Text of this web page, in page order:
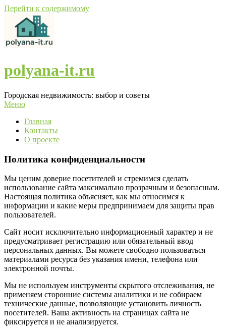
Перейти к содержимому
polyana-it.ru
Городская недвижимость: выбор и советы
Меню
Главная
Контакты
О проекте
Политика конфиденциальности
Мы ценим доверие посетителей и стремимся сделать
использование сайта максимально прозрачным и безопасным.
Настоящая политика объясняет, как мы относимся к
информации и какие меры предпринимаем для защиты прав
пользователей.
Сайт носит исключительно информационный характер и не
предусматривает регистрацию или обязательный ввод
персональных данных. Вы можете свободно пользоваться
материалами ресурса без указания имени, телефона или
электронной почты.
Мы не используем инструменты скрытого отслеживания, не
применяем сторонние системы аналитики и не собираем
технические данные, позволяющие установить личность
посетителей. Ваша активность на страницах сайта не
фиксируется и не анализируется.